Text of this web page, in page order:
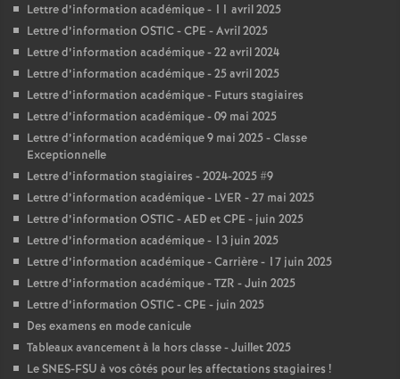
Lettre d’information académique - 11 avril 2025
Lettre d’information OSTIC - CPE - Avril 2025
Lettre d’information académique - 22 avril 2024
Lettre d’information académique - 25 avril 2025
Lettre d’information académique - Futurs stagiaires
Lettre d’information académique - 09 mai 2025
Lettre d’information académique 9 mai 2025 - Classe
Exceptionnelle
Lettre d’information stagiaires - 2024-2025 #9
Lettre d’information académique - LVER - 27 mai 2025
Lettre d’information OSTIC - AED et CPE - juin 2025
Lettre d’information académique - 13 juin 2025
Lettre d’information académique - Carrière - 17 juin 2025
Lettre d’information académique - TZR - Juin 2025
Lettre d’information OSTIC - CPE - juin 2025
Des examens en mode canicule
Tableaux avancement à la hors classe - Juillet 2025
Le SNES-FSU à vos côtés pour les affectations stagiaires !